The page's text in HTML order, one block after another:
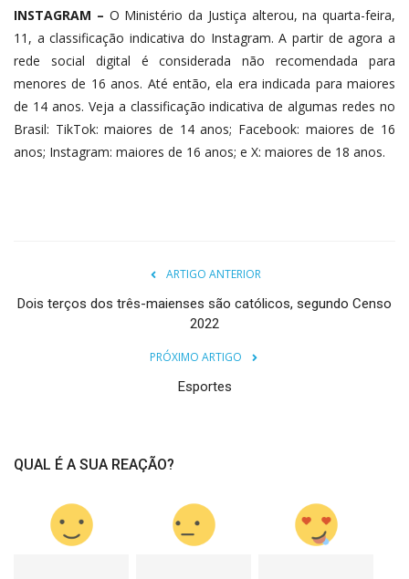
INSTAGRAM – O Ministério da Justiça alterou, na quarta-feira,
11, a classificação indicativa do Instagram. A partir de agora a
rede social digital é considerada não recomendada para
menores de 16 anos. Até então, ela era indicada para maiores
de 14 anos. Veja a classificação indicativa de algumas redes no
Brasil: TikTok: maiores de 14 anos; Facebook: maiores de 16
anos; Instagram: maiores de 16 anos; e X: maiores de 18 anos.
ARTIGO ANTERIOR
Dois terços dos três-maienses são católicos, segundo Censo
2022
PRÓXIMO ARTIGO
Esportes
QUAL É A SUA REAÇÃO?